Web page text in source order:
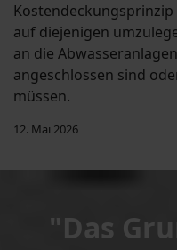
auf diejenigen
an die Abwasseranlagen
angeschlossen sind
müssen.
12. Mai 2026
"Das